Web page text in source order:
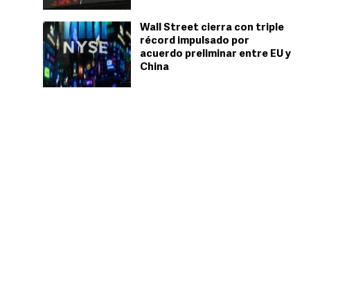
Wall Street cierra con triple
récord impulsado por
acuerdo preliminar entre EU y
China